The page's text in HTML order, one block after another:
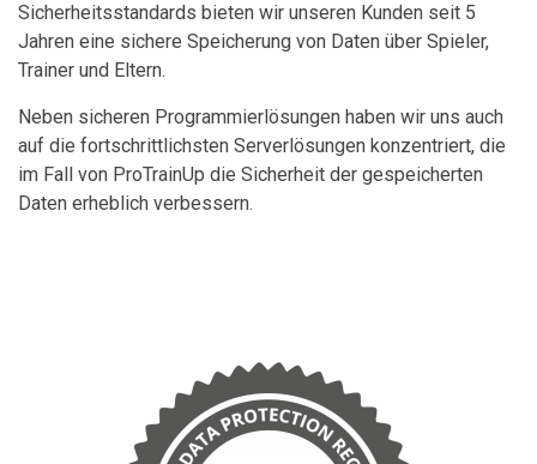
Sicherheitsstandards bieten wir unseren Kunden seit 5
Jahren eine sichere Speicherung von Daten über Spieler,
Trainer und Eltern.
Neben sicheren Programmierlösungen haben wir uns auch
auf die fortschrittlichsten Serverlösungen konzentriert, die
im Fall von ProTrainUp die Sicherheit der gespeicherten
Daten erheblich verbessern.